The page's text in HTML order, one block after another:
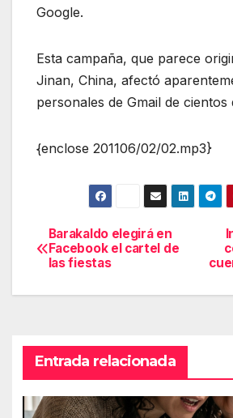
Google.
Esta campaña, que parece
Jinan, China, afectó
personales de Gmail de cientos
{enclose 201106/02/02.mp3}
Navegación
de
Barakaldo elegirá en
Facebook el cartel de
las fiestas
Entrada relacionada